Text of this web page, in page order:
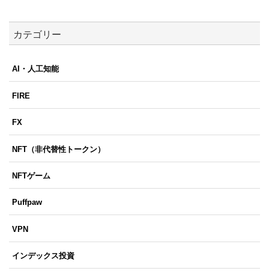
カテゴリー
AI・人工知能
FIRE
FX
NFT（非代替性トークン）
NFTゲーム
Puffpaw
VPN
インデックス投資